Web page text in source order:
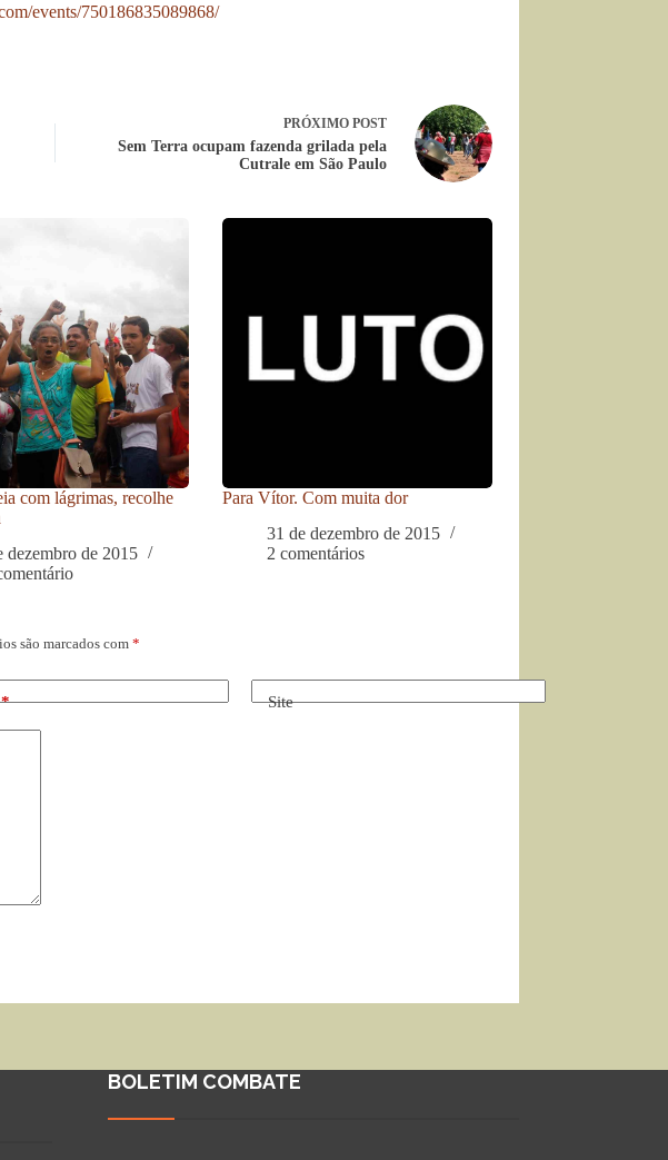
events/750186835089868/
PRÓXIMO POST
Sem Terra ocupam fazenda grilada pela
Cutrale em São Paulo
com lágrimas, recolhe
dezembro de 2015
Para Vítor. Com muita dor
31 de dezembro de 2015
2 comentários
são marcados com*
Site
BOLETIM COMBATE